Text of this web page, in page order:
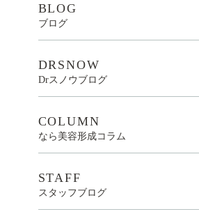
BLOG
ブログ
DRSNOW
Drスノウブログ
COLUMN
なら美容形成コラム
STAFF
スタッフブログ